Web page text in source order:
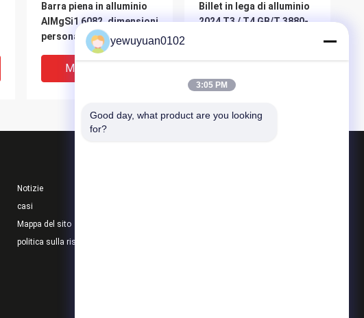
Barra piena in alluminio
AlMgSi1 6082, dimensioni
personalizzate per
l'industria dell'ingegneria
strutturaleMiglior Prezzo
Billet in lega di alluminio
2024 T3 / T4 GB/T 3880-
Notizie
casi
Mappa del sito
politica sulla riservatezza
yewuyuan0102
3:05 PM
Good day, what product are you looking
for?